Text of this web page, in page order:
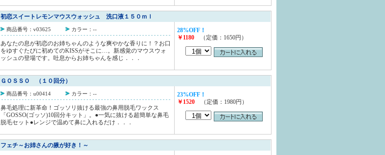
初恋スイートレモンマウスウォッシュ 洗口液１５０ｍｌ
商品番号：v03625 カラー：--
あなたの息が初恋のお姉ちゃんのような爽やかな香りに！？お口
をゆすぐたびに初めてのKISSがそこに…。新感覚のマウスウォ
ッシュの登場です。吐息からお姉ちゃんを感じ．．．
28%OFF！
￥1180 （定価：1650円）
ＧＯＳＳＯ （１０回分）
商品番号：u00414 カラー：--
鼻毛処理に新革命！ゴッソリ抜ける最強の鼻用脱毛ワックス
「GOSSO(ゴッソ)10回分キット」。●一気に抜ける超簡単な鼻毛
脱毛セット●レンジで温めて鼻に入れるだけ．．．
23%OFF！
￥1520 （定価：1980円）
フェチ～お姉さんの腋が好き！～